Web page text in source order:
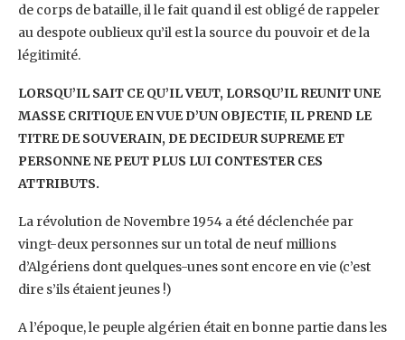
de corps de bataille, il le fait quand il est obligé de rappeler
au despote oublieux qu’il est la source du pouvoir et de la
légitimité.
LORSQU’IL SAIT CE QU’IL VEUT, LORSQU’IL REUNIT UNE
MASSE CRITIQUE EN VUE D’UN OBJECTIF, IL PREND LE
TITRE DE SOUVERAIN, DE DECIDEUR SUPREME ET
PERSONNE NE PEUT PLUS LUI CONTESTER CES
ATTRIBUTS.
La révolution de Novembre 1954 a été déclenchée par
vingt-deux personnes sur un total de neuf millions
d’Algériens dont quelques-unes sont encore en vie (c’est
dire s’ils étaient jeunes !)
A l’époque, le peuple algérien était en bonne partie dans les